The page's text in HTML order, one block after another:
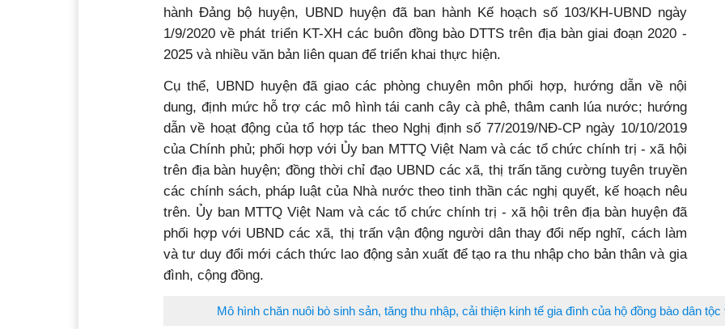
hành Đảng bộ huyện, UBND huyện đã ban hành Kế hoạch số 103/KH-UBND ngày
1/9/2020 về phát triển KT-XH các buôn đồng bào DTTS trên địa bàn giai đoạn 2020 -
2025 và nhiều văn bản liên quan để triển khai thực hiện.
Cụ thể, UBND huyện đã giao các phòng chuyên môn phối hợp, hướng dẫn về nội
dung, định mức hỗ trợ các mô hình tái canh cây cà phê, thâm canh lúa nước; hướng
dẫn về hoạt động của tổ hợp tác theo Nghị định số 77/2019/NĐ-CP ngày 10/10/2019
của Chính phủ; phối hợp với Ủy ban MTTQ Việt Nam và các tổ chức chính trị - xã hội
trên địa bàn huyện; đồng thời chỉ đạo UBND các xã, thị trấn tăng cường tuyên truyền
các chính sách, pháp luật của Nhà nước theo tinh thần các nghị quyết, kế hoạch nêu
trên. Ủy ban MTTQ Việt Nam và các tổ chức chính trị - xã hội trên địa bàn huyện đã
phối hợp với UBND các xã, thị trấn vận động người dân thay đổi nếp nghĩ, cách làm
và tư duy đổi mới cách thức lao động sản xuất để tạo ra thu nhập cho bản thân và gia
đình, cộng đồng.
Mô hình chăn nuôi bò sinh sản, tăng thu nhập, cải thiện kinh tế gia đình của hộ đồng bào dân